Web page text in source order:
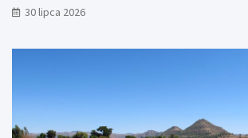
30 lipca 2026